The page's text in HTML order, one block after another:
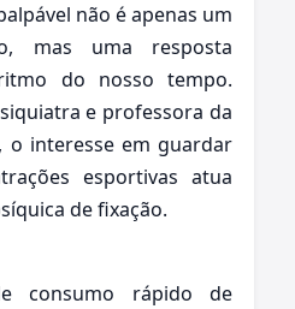
não é apenas um
mas uma resposta
do nosso tempo.
e professora da
o interesse em guardar
esportivas atua
de fixação.
consumo rápido de